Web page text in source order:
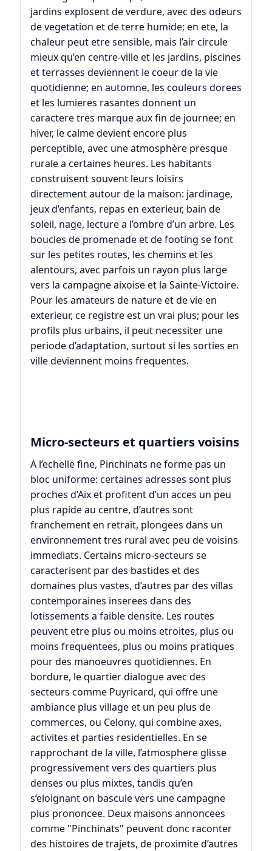
jardins explosent de verdure, avec des odeurs
de vegetation et de terre humide; en ete, la
chaleur peut etre sensible, mais l’air circule
mieux qu’en centre-ville et les jardins, piscines
et terrasses deviennent le coeur de la vie
quotidienne; en automne, les couleurs dorees
et les lumieres rasantes donnent un
caractere tres marque aux fin de journee; en
hiver, le calme devient encore plus
perceptible, avec une atmosphère presque
rurale a certaines heures. Les habitants
construisent souvent leurs loisirs
directement autour de la maison: jardinage,
jeux d’enfants, repas en exterieur, bain de
soleil, nage, lecture a l’ombre d’un arbre. Les
boucles de promenade et de footing se font
sur les petites routes, les chemins et les
alentours, avec parfois un rayon plus large
vers la campagne aixoise et la Sainte-Victoire.
Pour les amateurs de nature et de vie en
exterieur, ce registre est un vrai plus; pour les
profils plus urbains, il peut necessiter une
periode d’adaptation, surtout si les sorties en
ville deviennent moins frequentes.
Micro-secteurs et quartiers voisins
A l’echelle fine, Pinchinats ne forme pas un
bloc uniforme: certaines adresses sont plus
proches d’Aix et profitent d’un acces un peu
plus rapide au centre, d’autres sont
franchement en retrait, plongees dans un
environnement tres rural avec peu de voisins
immediats. Certains micro-secteurs se
caracterisent par des bastides et des
domaines plus vastes, d’autres par des villas
contemporaines inserees dans des
lotissements a faible densite. Les routes
peuvent etre plus ou moins etroites, plus ou
moins frequentees, plus ou moins pratiques
pour des manoeuvres quotidiennes. En
bordure, le quartier dialogue avec des
secteurs comme Puyricard, qui offre une
ambiance plus village et un peu plus de
commerces, ou Celony, qui combine axes,
activites et parties residentielles. En se
rapprochant de la ville, l’atmosphere glisse
progressivement vers des quartiers plus
denses ou plus mixtes, tandis qu’en
s’eloignant on bascule vers une campagne
plus prononcee. Deux maisons annoncees
comme "Pinchinats" peuvent donc raconter
des histoires de trajets, de proximite d’autres